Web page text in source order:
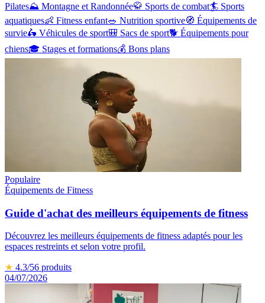
Pilates⛰️ Montagne et Randonnée🥋 Sports de combat🏄 Sports
aquatiques👶 Fitness enfant🥗 Nutrition sportive🧭 Équipements de
survie🛵 Véhicules de sport🎒 Sacs de sport🐕 Équipements pour
chiens🎓 Stages et formations💰 Bons plans
Populaire
Équipements de Fitness
Guide d'achat des meilleurs équipements de fitness
Découvrez les meilleurs équipements de fitness adaptés pour les
espaces restreints et selon votre profil.
★ 4.3/56 produits
04/07/2026